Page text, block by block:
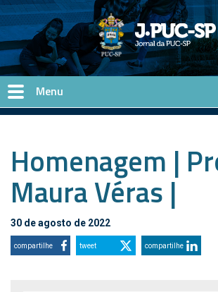
Pular para o conteúdo principal
Homenagem |
Maura Véras |
30 de agosto de 2022
compartilhe tweet compartilhe